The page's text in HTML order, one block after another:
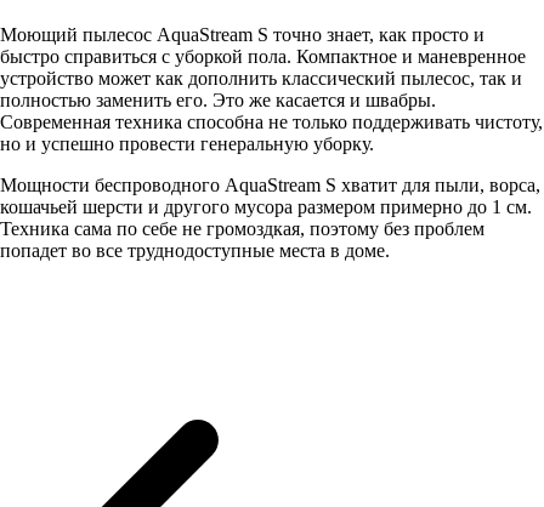
Моющий пылесос AquaStream S точно знает, как просто и
быстро справиться с уборкой пола. Компактное и маневренное
устройство может как дополнить классический пылесос, так и
полностью заменить его. Это же касается и швабры.
Современная техника способна не только поддерживать чистоту,
но и успешно провести генеральную уборку.
Мощности беспроводного AquaStream S хватит для пыли, ворса,
кошачьей шерсти и другого мусора размером примерно до 1 см.
Техника сама по себе не громоздкая, поэтому без проблем
попадет во все труднодоступные места в доме.